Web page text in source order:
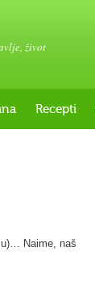
, život
Recepti
Naime, naš